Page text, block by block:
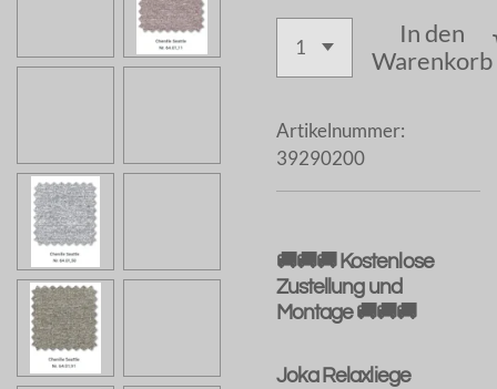
In den
Warenkorb
Artikelnummer:
39290200
🚚🚚🚚 Kostenlose
Zustellung und
Montage 🚚🚚🚚
Joka Relaxliege